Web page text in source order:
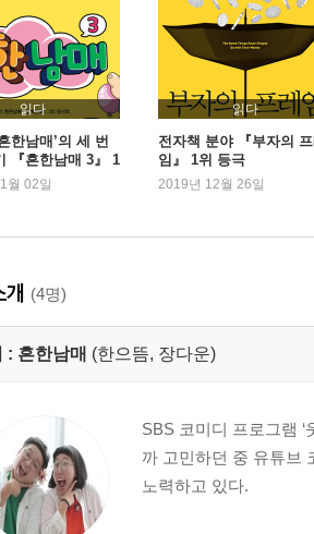
흔한남매 홈 비디오 160
읽다
한남매’의 세 번
『흔한남매 3』 1
월 02일
읽다
전자책 분야 『부자의
임』 1위 등극
2019년 12월 26일
(4명)
: 흔한남매 (한으뜸, 장다운)
SBS 코미디 프로그램
까 고민하던 중 유튜브
노력하고 있다.